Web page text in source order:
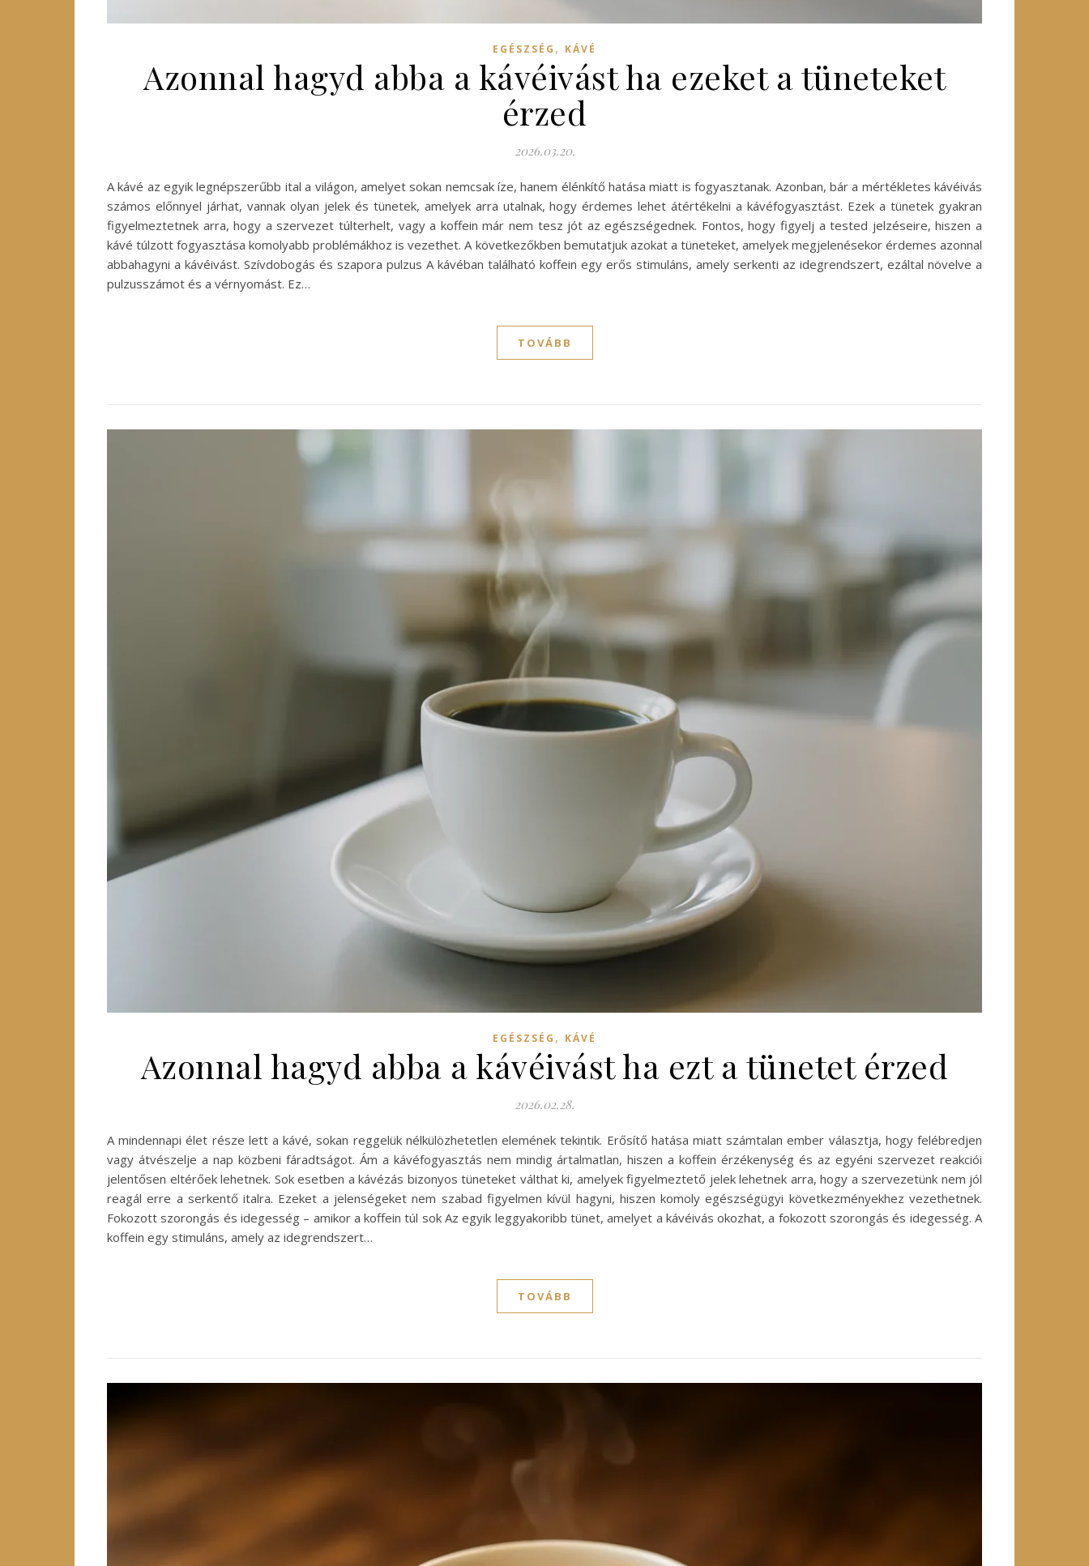
EGÉSZSÉG , KÁVÉ
Azonnal hagyd abba a kávéivást ha ezeket a tüneteket
érzed
2026.03.20.
A kávé az egyik legnépszerűbb ital a világon, amelyet sokan nemcsak íze, hanem élénkítő hatása miatt is fogyasztanak. Azonban, bár a mértékletes kávéivás
számos előnnyel járhat, vannak olyan jelek és tünetek, amelyek arra utalnak, hogy érdemes lehet átértékelni a kávéfogyasztást. Ezek a tünetek gyakran
figyelmeztetnek arra, hogy a szervezet túlterhelt, vagy a koffein már nem tesz jót az egészségednek. Fontos, hogy figyelj a tested jelzéseire, hiszen a
kávé túlzott fogyasztása komolyabb problémákhoz is vezethet. A következőkben bemutatjuk azokat a tüneteket, amelyek megjelenésekor érdemes azonnal
abbahagyni a kávéivást. Szívdobogás és szapora pulzus A kávéban található koffein egy erős stimuláns, amely serkenti az idegrendszert, ezáltal növelve a
pulzusszámot és a vérnyomást. Ez…
TOVÁBB
EGÉSZSÉG , KÁVÉ
Azonnal hagyd abba a kávéivást ha ezt a tünetet érzed
2026.02.28.
A mindennapi élet része lett a kávé, sokan reggelük nélkülözhetetlen elemének tekintik. Erősítő hatása miatt számtalan ember választja, hogy felébredjen
vagy átvészelje a nap közbeni fáradtságot. Ám a kávéfogyasztás nem mindig ártalmatlan, hiszen a koffein érzékenység és az egyéni szervezet reakciói
jelentősen eltérőek lehetnek. Sok esetben a kávézás bizonyos tüneteket válthat ki, amelyek figyelmeztető jelek lehetnek arra, hogy a szervezetünk nem jól
reagál erre a serkentő italra. Ezeket a jelenségeket nem szabad figyelmen kívül hagyni, hiszen komoly egészségügyi következményekhez vezethetnek.
Fokozott szorongás és idegesség – amikor a koffein túl sok Az egyik leggyakoribb tünet, amelyet a kávéivás okozhat, a fokozott szorongás és idegesség. A
koffein egy stimuláns, amely az idegrendszert…
TOVÁBB